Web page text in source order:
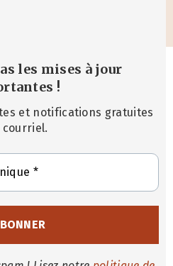
les mises à jour
!
et notifications gratuites
courriel.